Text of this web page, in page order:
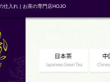
仕入れ | お茶の専門店HOJO